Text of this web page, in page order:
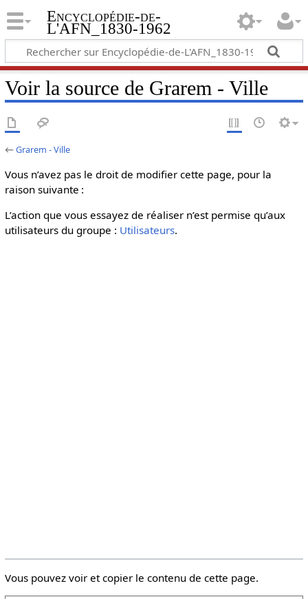
Encyclopédie-de-
L'AFN_1830-1962
Voir la source de Grarem - Ville
←Grarem - Ville
Vous n’avez pas le droit de modifier cette page, pour la
raison suivante :
L’action que vous essayez de réaliser n’est permise qu’aux
utilisateurs du groupe : Utilisateurs.
Vous pouvez voir et copier le contenu de cette page.